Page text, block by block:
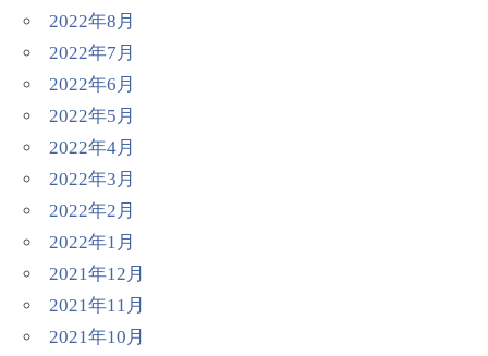
2022年8月
2022年7月
2022年6月
2022年5月
2022年4月
2022年3月
2022年2月
2022年1月
2021年12月
2021年11月
2021年10月